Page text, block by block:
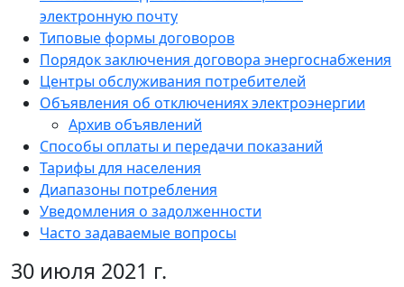
электронную почту
Типовые формы договоров
Порядок заключения договора энергоснабжения
Центры обслуживания потребителей
Объявления об отключениях электроэнергии
Архив объявлений
Способы оплаты и передачи показаний
Тарифы для населения
Диапазоны потребления
Уведомления о задолженности
Часто задаваемые вопросы
30 июля 2021 г.